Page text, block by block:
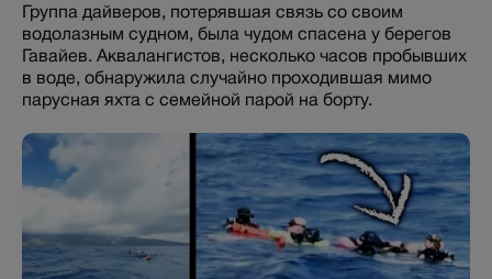
Группа дайверов, потерявшая связь со своим
водолазным судном, была чудом спасена у берегов
Гавайев. Аквалангистов, несколько часов пробывших
в воде, обнаружила случайно проходившая мимо
парусная яхта с семейной парой на борту.